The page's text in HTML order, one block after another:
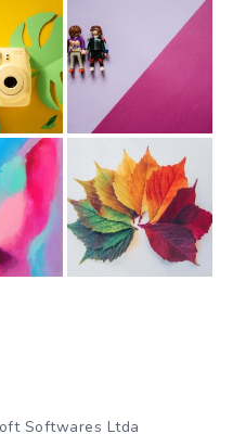
Softwares Ltda